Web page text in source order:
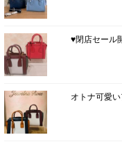
♥閉店セール
オトナ可愛